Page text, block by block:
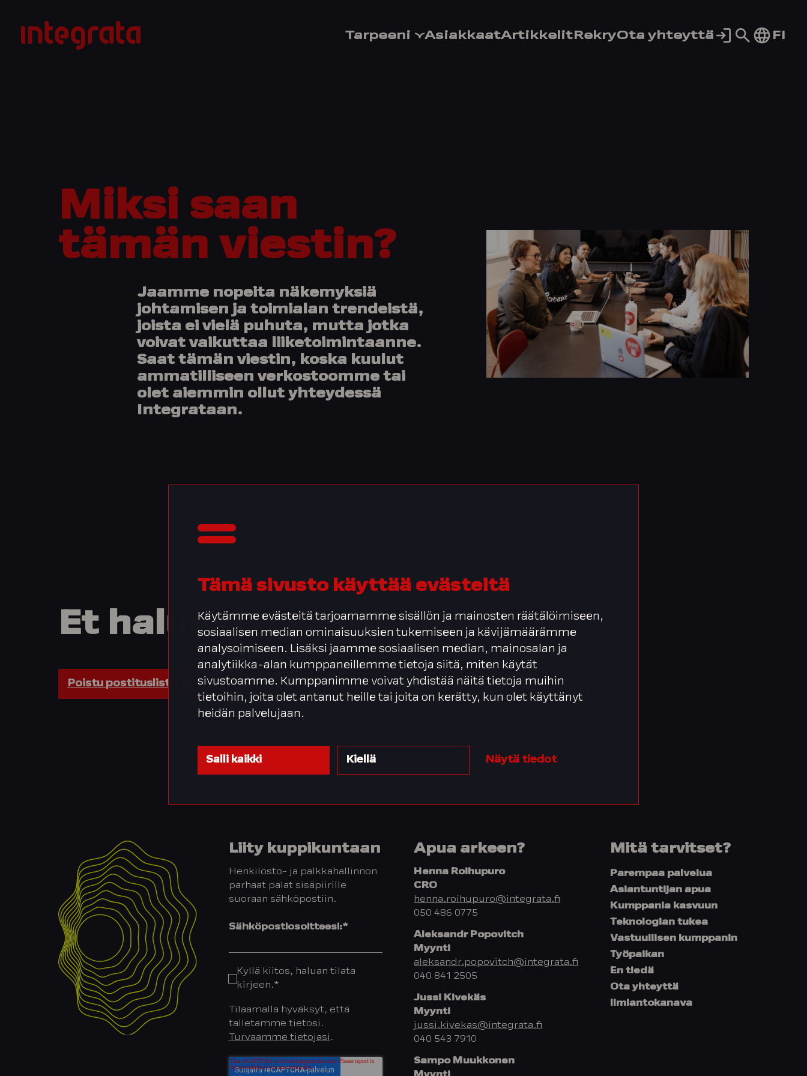
Tämä sivusto käyttää evästeitä
Käytämme evästeitä tarjoamamme sisällön ja mainosten räätälöimiseen,
sosiaalisen median ominaisuuksien tukemiseen ja kävijämäärämme
analysoimiseen. Lisäksi jaamme sosiaalisen median, mainosalan ja
analytiikka-alan kumppaneillemme tietoja siitä, miten käytät
sivustoamme. Kumppanimme voivat yhdistää näitä tietoja muihin
tietoihin, joita olet antanut heille tai joita on kerätty, kun olet käyttänyt
heidän palvelujaan.
Salli kaikki Kiellä Näytä tiedot
sisältöön
Integrata
Tarpeeni AsiakkaatArtikkelitRekryOta yhteyttä
Siirry FI
Miksi saan
tämän viestin?
Jaamme nopeita näkemyksiä
johtamisen ja toimialan trendeistä,
joista ei vielä puhuta, mutta jotka
voivat vaikuttaa liiketoimintaanne.
Saat tämän viestin, koska kuulut
ammatilliseen verkostoomme tai
olet aiemmin ollut yhteydessä
Integrataan.
Et halua pysyä mukana?
Poistu postituslistalta
Liity kuppikuntaan
Henkilöstö- ja palkkahallinnon
parhaat palat sisäpiirille
suoraan sähköpostiin.
Sähköpostiosoitteesi:*
Kyllä kiitos, haluan tilata
kirjeen.*
Tilaamalla hyväksyt, että
talletamme tietosi.
Turvaamme tietojasi .
Apua arkeen?
Henna Roihupuro
CRO
henna.roihupuro@integrata.fi
050 486 0775
Aleksandr Popovitch
Myynti
aleksandr.popovitch@integrata.fi
040 841 2505
Jussi Kivekäs
Myynti
jussi.kivekas@integrata.fi
040 543 7910
Sampo Muukkonen
Mitä tarvitset?
Parempaa palvelua
Asiantuntijan apua
Kumppania kasvuun
Teknologian tukea
Vastuullisen kumppanin
Työpaikan
En tiedä
Ota yhteyttä
Ilmiantokanava